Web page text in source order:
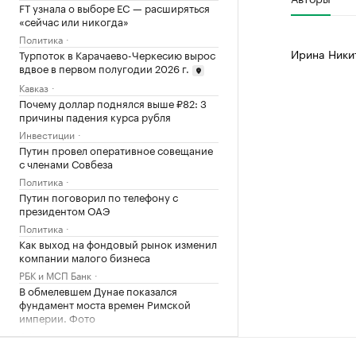
FT узнала о выборе ЕС — расширяться
«сейчас или никогда»
Политика
Турпоток в Карачаево-Черкесию вырос
вдвое в первом полугодии 2026 г.
Кавказ
Почему доллар поднялся выше ₽82: 3
причины падения курса рубля
Инвестиции
Путин провел оперативное совещание
с членами Совбеза
Политика
Путин поговорил по телефону с
президентом ОАЭ
Политика
Как выход на фондовый рынок изменил
компании малого бизнеса
РБК и МСП Банк
В обмелевшем Дунае показался
фундамент моста времен Римской
империи. Фото
Общество
Ирина